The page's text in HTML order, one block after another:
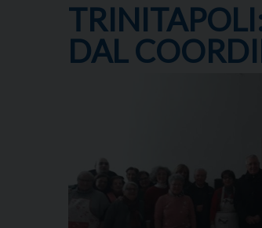
DAL